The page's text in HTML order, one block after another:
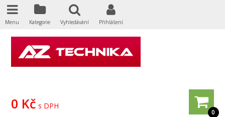
0
0 Kč s DPH
Menu Kategorie Vyhledávání Přihlášení